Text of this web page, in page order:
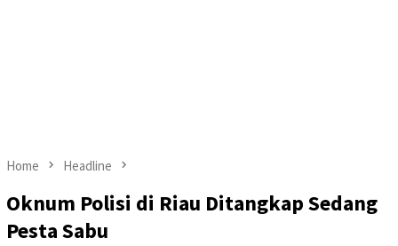
Home Headline
Oknum Polisi di Riau Ditangkap Sedang
Pesta Sabu